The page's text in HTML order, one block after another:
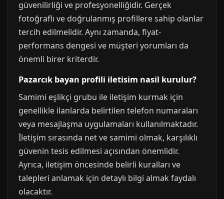
güvenilirliği ve profesyonelliğidir. Gerçek
fotoğraflı ve doğrulanmış profillere sahip olanlar
tercih edilmelidir. Aynı zamanda, fiyat-
performans dengesi ve müşteri yorumları da
önemli birer kriterdir.
Pazarcık bayan profili iletisim nasil kurulur?
Samimi eşlikçi grubu ile iletişim kurmak için
genellikle ilanlarda belirtilen telefon numaraları
veya mesajlaşma uygulamaları kullanılmaktadır.
İletişim sırasında net ve samimi olmak, karşılıklı
güvenin tesis edilmesi açısından önemlidir.
Ayrıca, iletişim öncesinde belirli kuralları ve
talepleri anlamak için detaylı bilgi almak faydalı
olacaktır.